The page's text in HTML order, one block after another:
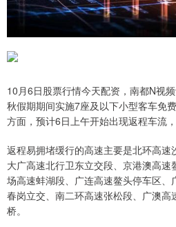
10月6日股票行情今天配资，南都N视
秋假期期间实施7座及以下小型客车免
方面，预计6日上午开始出现返程车流
返程易拥堵缓行的高速主要是北环高速
大广高速北行卫东立交段、京港澳高
场高速蚌湖段、广连高速鳌头停车区、
春岗立交、南二环高速张松段、广澳
桥。